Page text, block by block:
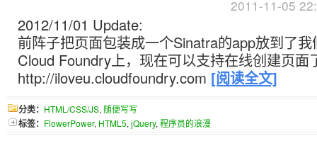
2011-11-05
2012/11/01 Update:
前阵子把页面包装成一个Sinatra的app放到了
Cloud Foundry上，现在可以支持在线创建页面
http://iloveu.cloudfoundry.com [阅读全文]
分类： HTML/CSS/JS, 随便写写
标签： FlowerPower, HTML5, jQuery, 程序员的浪漫